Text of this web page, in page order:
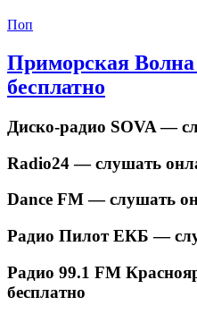
Поп
Приморская
бесплатно
Диско-радио SOVA —
Radio24 — слушать
Dance FM — слушать
Радио Пилот ЕКБ —
Радио 99.1 FM
бесплатно